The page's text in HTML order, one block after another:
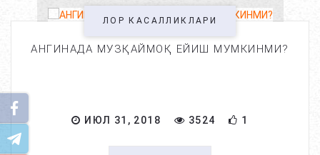
ЛОР КАСАЛЛИКЛАРИ
АНГИНАДА МУЗҚАЙМОҚ ЕЙИШ МУМКИНМИ?
ИЮЛ 31, 2018 3524 1